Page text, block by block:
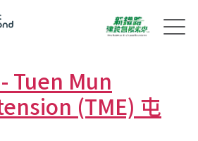
Tuen Mun
(TME) 屯